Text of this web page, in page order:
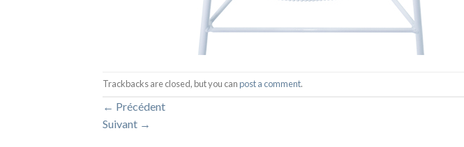
Trackbacks are closed, but you canpost a comment.
← Précédent
Suivant →